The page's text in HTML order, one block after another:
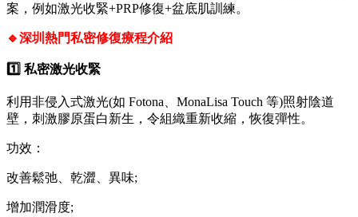
案，例如激光收緊+PRP修復+盆底肌訓練。
🔹深圳熱門私密修復療程介紹
1️⃣ 私密激光收緊
利用非侵入式激光(如 Fotona、MonaLisa Touch 等)照射陰道
壁，刺激膠原蛋白新生，令組織重新收縮，恢復彈性。
功效：
改善鬆弛、乾澀、異味;
增加潤滑度;